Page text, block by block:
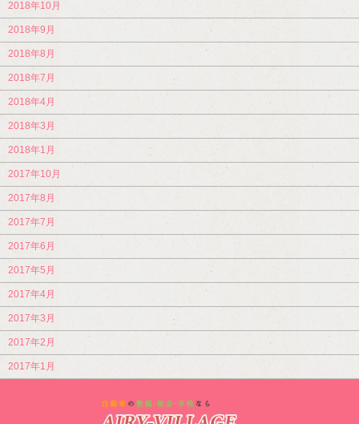
2018年10月
2018年9月
2018年8月
2018年7月
2018年4月
2018年3月
2018年1月
2017年10月
2017年8月
2017年7月
2017年6月
2017年5月
2017年4月
2017年3月
2017年2月
2017年1月